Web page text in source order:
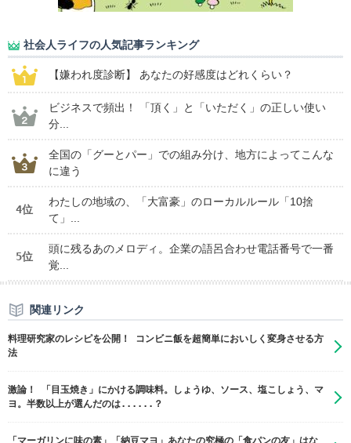
社会人ライフの人気記事ランキング
【嫌われ度診断】 あなたの好感度はどれくらい？
ビジネスで頻出！ 「頂く」と「いただく」の正しい使い
分...
全国の「グーとパー」での組み分け、地方によってこんな
に違う
4位
わたしの地域の、「大富豪」のローカルルール「10捨
て」...
5位
頭に残るあのメロディ。企業の語呂合わせ電話番号で一番
覚...
関連リンク
料理研究家のレシピを公開！ コンビニ飯を超簡単においしく変身させる方
法
激論！ 「目玉焼き」にかける調味料。しょうゆ、ソース、塩こしょう、マ
ヨ。半数以上が選んだのは......？
「マーガリンに味の素」「納豆マヨ」あなたの究極の「食パンの友」はな